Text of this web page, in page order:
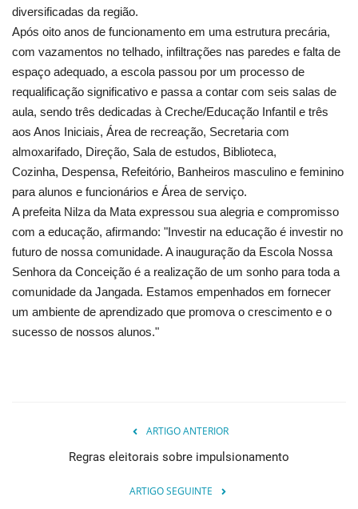
diversificadas da região.
Após oito anos de funcionamento em uma estrutura precária,
com vazamentos no telhado, infiltrações nas paredes e falta de
espaço adequado, a escola passou por um processo de
requalificação significativo e passa a contar com seis salas de
aula, sendo três dedicadas à Creche/Educação Infantil e três
aos Anos Iniciais, Área de recreação, Secretaria com
almoxarifado, Direção, Sala de estudos, Biblioteca,
Cozinha, Despensa, Refeitório, Banheiros masculino e feminino
para alunos e funcionários e Área de serviço.
A prefeita Nilza da Mata expressou sua alegria e compromisso
com a educação, afirmando: "Investir na educação é investir no
futuro de nossa comunidade. A inauguração da Escola Nossa
Senhora da Conceição é a realização de um sonho para toda a
comunidade da Jangada. Estamos empenhados em fornecer
um ambiente de aprendizado que promova o crescimento e o
sucesso de nossos alunos."
ARTIGO ANTERIOR
Regras eleitorais sobre impulsionamento
ARTIGO SEGUINTE